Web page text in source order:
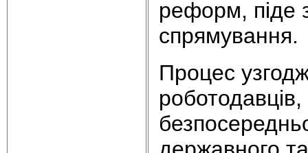
реформ, піде
спрямування.
Процес